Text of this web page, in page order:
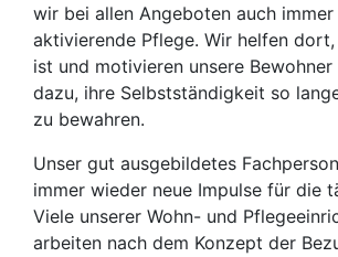
wir bei allen Angeboten auch
aktivierende Pflege. Wir helfen
ist und motivieren unsere
dazu, ihre Selbstständigkeit so
zu bewahren.
Unser gut ausgebildetes
immer wieder neue Impulse für die
Viele unserer Wohn- und
arbeiten nach dem Konzept der